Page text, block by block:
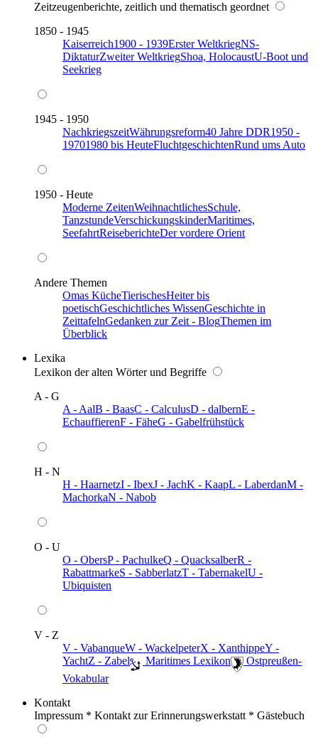
Zeitzeugenberichte, zeitlich und thematisch geordnet
1850 - 1945
Kaiserreich1900 - 1939Erster WeltkriegNS-
DiktaturZweiter WeltkriegShoa, HolocaustU-Boot und
Seekrieg
1945 - 1950
NachkriegszeitWährungsreform40 Jahre DDR1950 -
19701980 bis HeuteFluchtgeschichtenRund ums Auto
1950 - Heute
Moderne ZeitenWeihnachtlichesSchule,
TanzstundeVerschickungskinderMaritimes,
SeefahrtReiseberichteDer vordere Orient
Andere Themen
Omas KücheTierischesHeiter bis
poetischGeschichtliches WissenGeschichte in
ZeittafelnGedanken zur Zeit - BlogThemen im
Überblick
Lexika
Lexikon der alten Wörter und Begriffe
A - G
A - AalB - BaasC - CalculusD - dalbernE -
EchauffierenF - FäheG - Gabelfrühstück
H - N
H - HaarnetzI - IbexJ - JachK - KaapL - LaberdanM -
MachorkaN - Nabob
O - U
O - ObersP - PachulkeQ - QuacksalberR -
RabattmarkeS - SabberlatzT - TabernakelU -
Ubiquisten
V - Z
V - VabanqueW - WackelpeterX - XanthippeY -
YachtZ - Zabel ️ Maritimes Lexikon
️ Ostpreußen-
Vokabular
Kontakt
Impressum * Kontakt zur Erinnerungswerkstatt * Gästebuch